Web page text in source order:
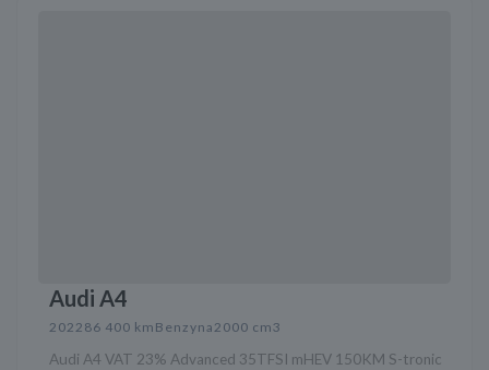
Audi A4
2022 86 400 km Benzyna2000 cm3
Audi A4 VAT 23% Advanced 35TFSI mHEV 150KM S-tronic